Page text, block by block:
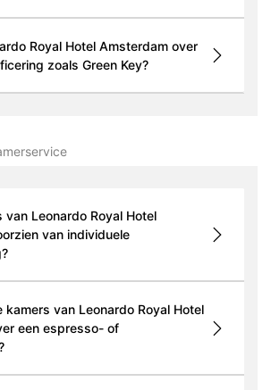
Royal Hotel Amsterdam over
zoals Green Key?
van Leonardo Royal Hotel
van individuele
kamers van Leonardo Royal Hotel
een espresso- of